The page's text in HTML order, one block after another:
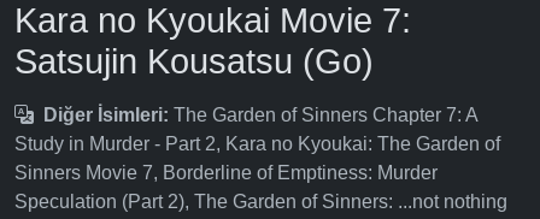
Kara no Kyoukai Movie 7:
Satsujin Kousatsu (Go)
Diğer İsimleri: The Garden of Sinners Chapter 7: A
Study in Murder - Part 2, Kara no Kyoukai: The Garden of
Sinners Movie 7, Borderline of Emptiness: Murder
Speculation (Part 2), The Garden of Sinners: ...not nothing